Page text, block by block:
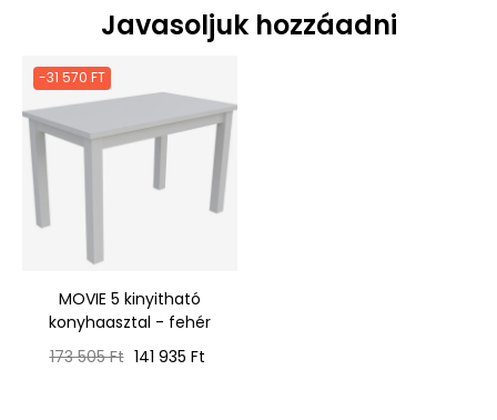
Javasoljuk hozzáadni
-31 570 FT
MOVIE 5 kinyitható
konyhaasztal - fehér
Normál
173 505 Ft Ár
141 935 Ft